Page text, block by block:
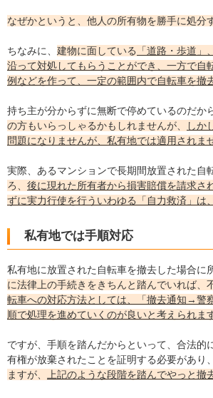
なぜかというと、他人の所有物を勝手に処分
ちなみに、 建物に面している
「道路・歩道
沿って対処してもらうことができ、一方で自
例などを作って、一定の範囲内で自転車を撤
持ち主が分からずに無断で停めているのだから
の方もいらっしゃるかもしれませんが、
しか
問題になりませんが、私有地では適用されま
実際、あるマンションで長期間放置された自
ろ、 後に現れた所有者から損害賠償を請求さ
ずに実力行使を行ういわゆる「自力救済」は
私有地では手順対応
私有地に放置された自転車を撤去した場合に
に法律上の手続きをきちんと踏んでいれば、
転車への対応方法としては、「撤去通知→警
順で処理を進めていくのが良いと考えられます
ですが、手順を踏んだからといって、合法
有権が放棄されたことを証明する必要があり、
ますが、 上記のような段階を踏んでやっと撤